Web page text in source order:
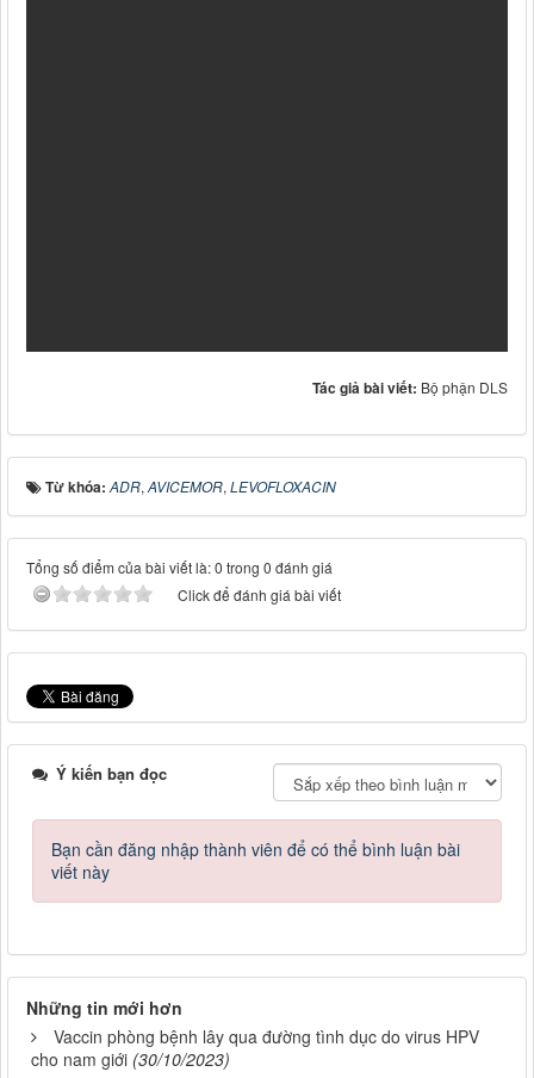
Tác giả bài viết: Bộ phận DLS
Từ khóa:ADR, AVICEMOR, LEVOFLOXACIN
Tổng số điểm của bài viết là: 0 trong 0 đánh giá
Click để đánh giá bài viết
Ý kiến bạn đọc
Bạn cần đăng nhập thành viên để có thể bình luận bài
viết này
Những tin mới hơn
Vaccin phòng bệnh lây qua đường tình dục do virus HPV
cho nam giới (30/10/2023)